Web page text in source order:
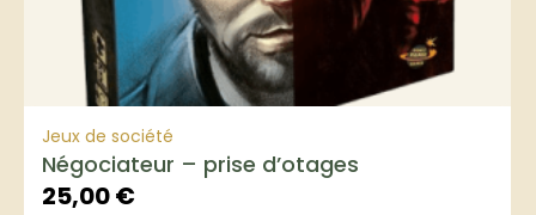
Jeux de société
Négociateur – prise d’otages
25,00€